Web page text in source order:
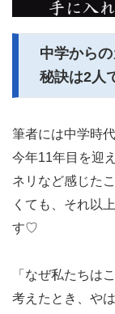
中学から
秘訣は2人
筆者には中学時
今年11年目を迎
ネリなど感じた
くても、それ以
す♡
「なぜ私たちは
考えたとき、や